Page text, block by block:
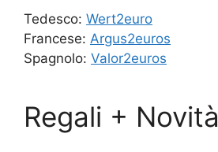
Tedesco: Wert2euro
Francese: Argus2euros
Spagnolo: Valor2euros
Regali + Novità